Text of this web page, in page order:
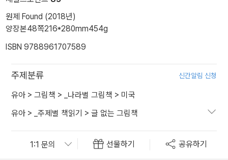
원제 Found (2018년)
양장본48쪽216*280mm454g
ISBN 9788961707589
주제분류 신간알림 신청
유아 > 그림책 > _나라별 그림책 > 미국
유아 > _주제별 책읽기 > 글 없는 그림책
선물하기 공유하기